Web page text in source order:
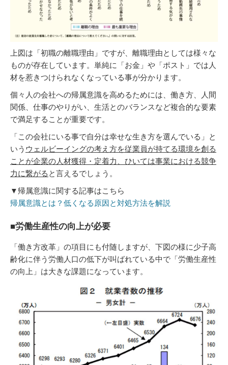
上図は「初職の離職理由」ですが、離職理由としては様々な
ものが存在しています。単純に「お金」や「ポスト」では人
材を惹きつけられなくなっている事が分かります。
個々人の会社への帰属意識を高めるためには、働き方、人間
関係、仕事のやりがい、生活とのバランスなど複合的な要素
で満足することが重要です。
「この会社にいる事で自分は幸せな生き方を選んでいる」と
いう ウェルビーイングの考え方を従業員が持てる環境を創る
ことが企業の人材獲得・定着力、ひいては事業における競争
力に繋がる と言えるでしょう。
▼帰属意識に関する記事はこちら
帰属意識とは？低くなる原因と対処方法を解説
■労働生産性の向上が必要
「働き方改革」の項目にも付随しますが、下図の様に少子高
齢化に伴う労働人口の低下が叫ばれている中で「労働生産性
の向上」は大きな課題になっています。